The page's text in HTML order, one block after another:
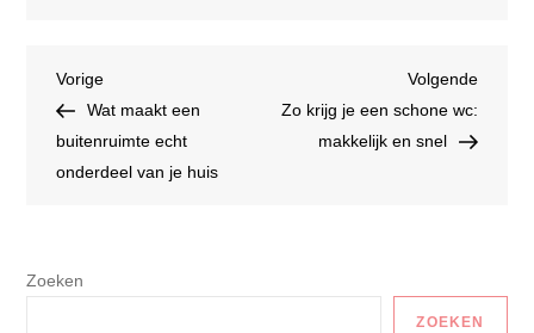
Bericht
navigatie
Vorig
bericht
Vorige
Wat maakt een
buitenruimte echt
onderdeel van je huis
bericht
Volgende
Zo krijg je een schone wc:
makkelijk en snel
Zoeken
ZOEKEN